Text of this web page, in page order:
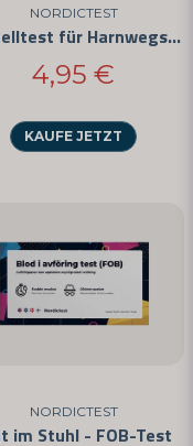
NORDICTEST
Schnelltest für Harnwegsinfektionen
4,95 €
KAUFE JETZT
NORDICTEST
im Stuhl - FOB-Test